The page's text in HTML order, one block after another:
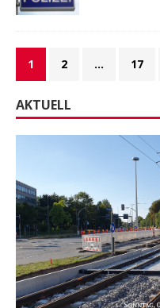
1 2 … 17
AKTUELL